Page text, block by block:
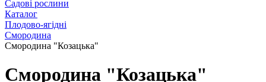
Садові рослини
Каталог
Плодово-ягідні
Смородина
Смородина "Козацька"
Смородина "Козацька"